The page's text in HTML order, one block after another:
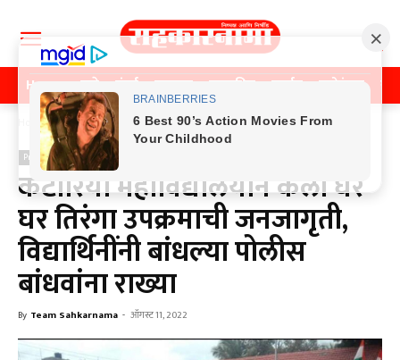
Home पुणे मुंबई महाराष्ट्र राजकीय क्राईम मनोरंजन
Home Previos News
Previos News
कटारिया महाविद्यालयाने केली घर
घर तिरंगा उपक्रमाची जनजागृती,
विद्यार्थिनींनी बांधल्या पोलीस
बांधवांना राख्या
By Team Sahkarnama - ऑगस्ट 11, 2022